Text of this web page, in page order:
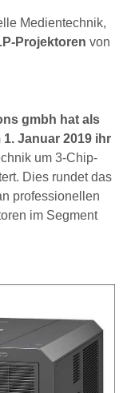
Medientechnik,
Projektoren von
gmbh hat als
Januar 2019 ihr
um 3-Chip-
Dies rundet das
professionellen
im Segment